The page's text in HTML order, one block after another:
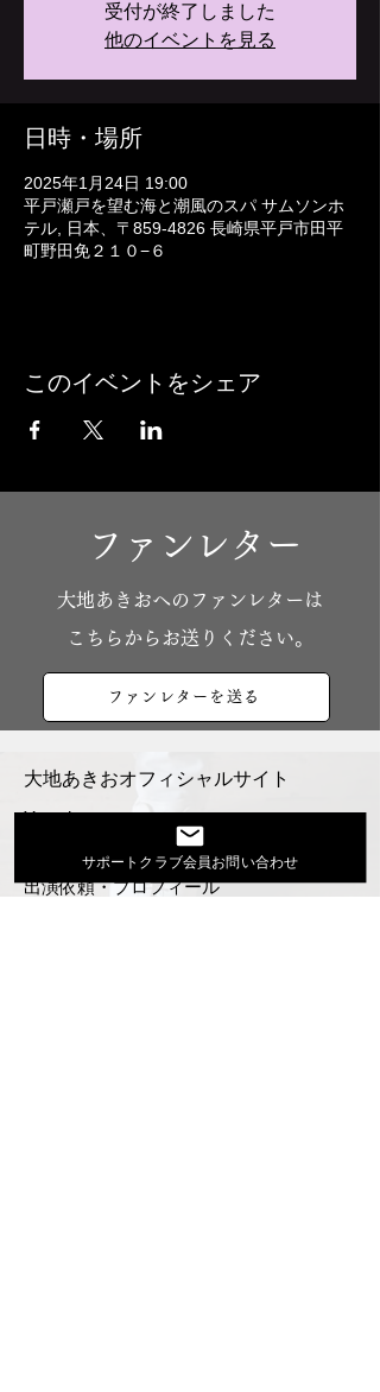
受付が終了しました
他のイベントを見る
日時・場所
2025年1月24日 19:00
平戸瀬戸を望む海と潮風のスパ サムソンホ
テル, 日本、〒859-4826 長崎県平戸市田平
町野田免２１０−６
このイベントをシェア
ファンレター
​大地あきおへのファンレターは
こちらからお送りください。
ファンレターを送る
大地あきおオフィシャルサイト
Youtube
出演依頼・プロフィール
サポートクラブ会員お問い合わせ